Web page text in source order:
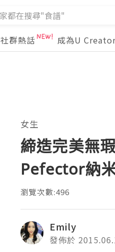
社群熱話 成為U
女生
締造完美無
Pefector納
瀏覽次數:496
Emily
發佈於